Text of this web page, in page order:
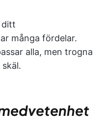
ditt
många fördelar.
alla, men trogna